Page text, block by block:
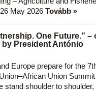
May 2026 Tovább »
One Future.” –
by President António
Europe prepare for the
Union
stand shoulder to shoulder,